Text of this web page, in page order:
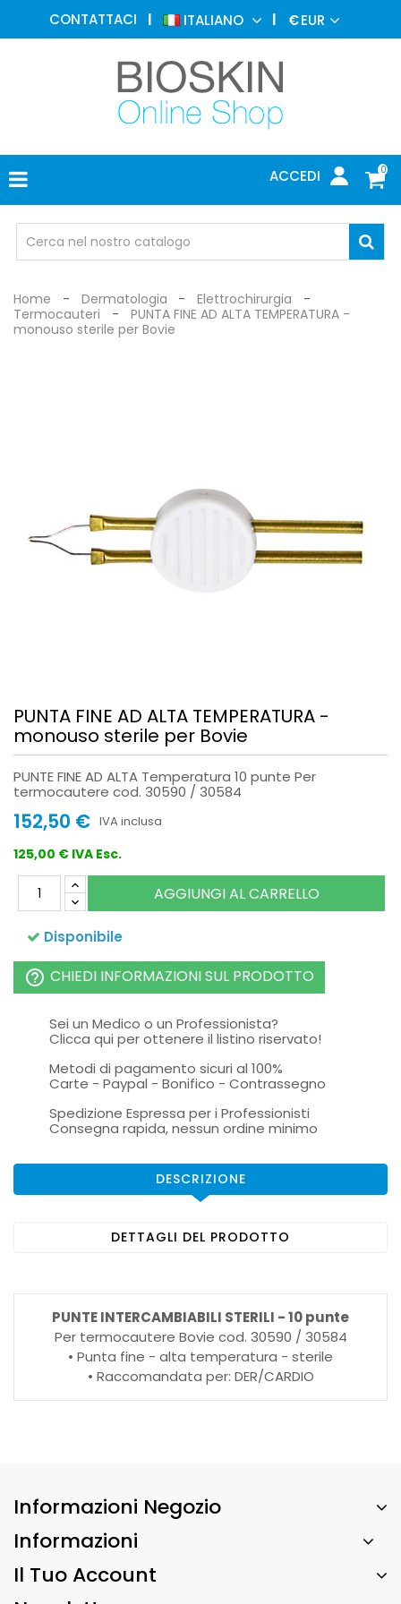
CONTATTACI ITALIANO €EUR
0
ACCEDI
MEDICINA
ESTETICA
DERMATOLOGIA
FOTOTERAPIA
ELETTROMEDICALI
MEDICO
OCCHIALI
DI
Home Dermatologia
Elettrochirurgia
Termocauteri
PUNTA FINE AD ALTA TEMPERATURA -
monouso sterile per Bovie
PUNTA FINE AD ALTA TEMPERATURA -
monouso sterile per Bovie
PUNTE FINE AD ALTA Temperatura 10 punte Per
termocautere cod. 30590 / 30584
152,50 € IVA inclusa
125,00 € IVA Esc.
AGGIUNGI AL CARRELLO
Disponibile
help_outline CHIEDI INFORMAZIONI SUL PRODOTTO
Sei un Medico o un Professionista?
Clicca qui per ottenere il listino riservato!
Metodi di pagamento sicuri al 100%
Carte - Paypal - Bonifico - Contrassegno
Spedizione Espressa per i Professionisti
Consegna rapida, nessun ordine minimo
DESCRIZIONE
DETTAGLI DEL PRODOTTO
PUNTE INTERCAMBIABILI STERILI - 10 punte
Per termocautere Bovie cod. 30590 / 30584
• Punta fine - alta temperatura - sterile
• Raccomandata per: DER/CARDIO
Informazioni Negozio
Informazioni
Il Tuo Account